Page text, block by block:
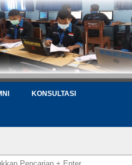
KONSULTASI